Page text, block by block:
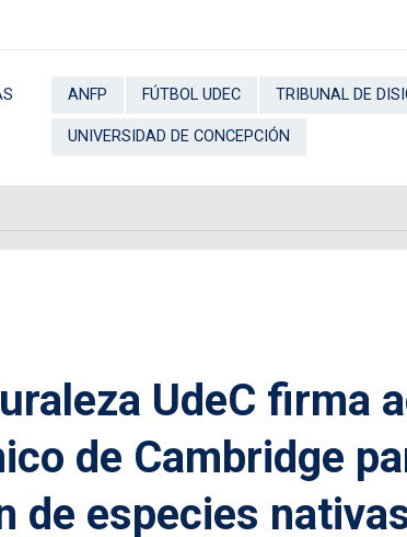
ANFP FÚTBOL UDEC TRIBUNAL DE
UNIVERSIDAD DE CONCEPCIÓN
UdeC firma
de Cambridge
de especies